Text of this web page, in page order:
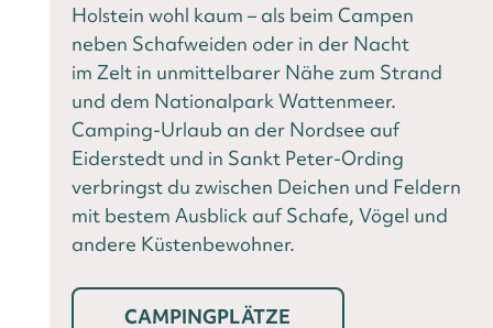
Holstein wohl kaum – als beim Campen
neben Schafweiden oder in der Nacht
im Zelt in unmittelbarer Nähe zum Strand
und dem Nationalpark Wattenmeer.
Camping-Urlaub an der Nordsee auf
Eiderstedt und in Sankt Peter-Ording
verbringst du zwischen Deichen und Feldern
mit bestem Ausblick auf Schafe, Vögel und
andere Küstenbewohner.
CAMPINGPLÄTZE